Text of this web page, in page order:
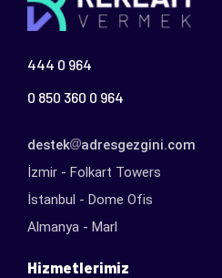
444 0 964
0 850 360 0 964
destek
adresgezgini.com
İzmir - Folkart Towers
İstanbul - Dome Ofis
Almanya - Marl
Hizmetlerimiz